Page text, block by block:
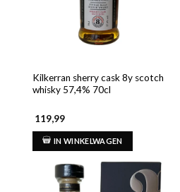
Kilkerran sherry cask 8y scotch
whisky 57,4% 70cl
119,99
IN WINKELWAGEN